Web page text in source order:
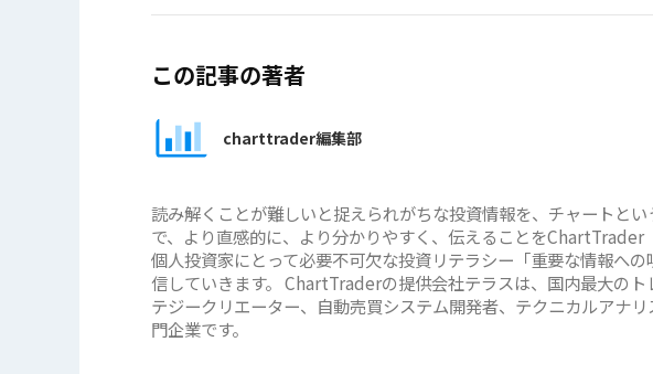
この記事の著者
charttrader編集部
読み解くことが難しいと捉えられがちな投資情報を、チャートと
で、より直感的に、より分かりやすく、伝えることをChartTrader
個人投資家にとって必要不可欠な投資リテラシー「重要な情報へ
信していきます。 ChartTraderの提供会社テラスは、国内最大の
テジークリエーター、自動売買システム開発者、テクニカルアナ
門企業です。